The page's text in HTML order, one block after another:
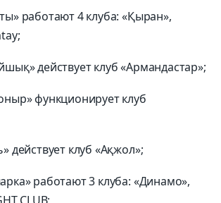
работают 4 клуба: «Қыран»,
действует клуб «Армандастар»;
функционирует клуб
действует клуб «Ақжол»;
работают 3 клуба: «Динамо»,